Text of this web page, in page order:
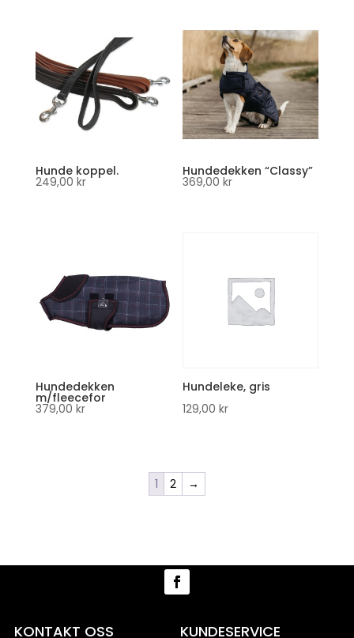
Hunde koppel.
249,00 kr
Hundedekken “Classy”
369,00kr
Hundedekken
m/fleecefor
379,00 kr
Hundeleke, gris
129,00kr
1 2 →
KONTAKT OSS KUNDESERVICE